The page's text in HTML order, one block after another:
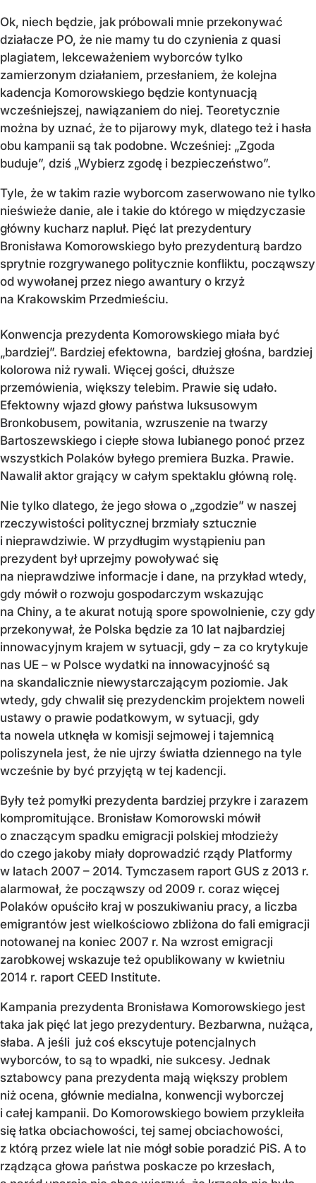
Ok, niech będzie, jak próbowali mnie przekonywać
działacze PO, że nie mamy tu do czynienia z quasi
plagiatem, lekceważeniem wyborców tylko
zamierzonym działaniem, przesłaniem, że kolejna
kadencja Komorowskiego będzie kontynuacją
wcześniejszej, nawiązaniem do niej. Teoretycznie
można by uznać, że to pijarowy myk, dlatego też i hasła
obu kampanii są tak podobne. Wcześniej: „Zgoda
buduje”, dziś „Wybierz zgodę i bezpieczeństwo”.
Tyle, że w takim razie wyborcom zaserwowano nie tylko
nieświeże danie, ale i takie do którego w międzyczasie
główny kucharz napluł. Pięć lat prezydentury
Bronisława Komorowskiego było prezydenturą bardzo
sprytnie rozgrywanego politycznie konfliktu, począwszy
od wywołanej przez niego awantury o krzyż
na Krakowskim Przedmieściu.
Konwencja prezydenta Komorowskiego miała być
„bardziej”. Bardziej efektowna, bardziej głośna, bardziej
kolorowa niż rywali. Więcej gości, dłuższe
przemówienia, większy telebim. Prawie się udało.
Efektowny wjazd głowy państwa luksusowym
Bronkobusem, powitania, wzruszenie na twarzy
Bartoszewskiego i ciepłe słowa lubianego ponoć przez
wszystkich Polaków byłego premiera Buzka. Prawie.
Nawalił aktor grający w całym spektaklu główną rolę.
Nie tylko dlatego, że jego słowa o „zgodzie” w naszej
rzeczywistości politycznej brzmiały sztucznie
i nieprawdziwie. W przydługim wystąpieniu pan
prezydent był uprzejmy powoływać się
na nieprawdziwe informacje i dane, na przykład wtedy,
gdy mówił o rozwoju gospodarczym wskazując
na Chiny, a te akurat notują spore spowolnienie, czy gdy
przekonywał, że Polska będzie za 10 lat najbardziej
innowacyjnym krajem w sytuacji, gdy – za co krytykuje
nas UE – w Polsce wydatki na innowacyjność są
na skandalicznie niewystarczającym poziomie. Jak
wtedy, gdy chwalił się prezydenckim projektem noweli
ustawy o prawie podatkowym, w sytuacji, gdy
ta nowela utknęła w komisji sejmowej i tajemnicą
poliszynela jest, że nie ujrzy światła dziennego na tyle
wcześnie by być przyjętą w tej kadencji.
Były też pomyłki prezydenta bardziej przykre i zarazem
kompromitujące. Bronisław Komorowski mówił
o znaczącym spadku emigracji polskiej młodzieży
do czego jakoby miały doprowadzić rządy Platformy
w latach 2007 – 2014. Tymczasem raport GUS z 2013 r.
alarmował, że począwszy od 2009 r. coraz więcej
Polaków opuściło kraj w poszukiwaniu pracy, a liczba
emigrantów jest wielkościowo zbliżona do fali emigracji
notowanej na koniec 2007 r. Na wzrost emigracji
zarobkowej wskazuje też opublikowany w kwietniu
2014 r. raport CEED Institute.
Kampania prezydenta Bronisława Komorowskiego jest
taka jak pięć lat jego prezydentury. Bezbarwna, nużąca,
słaba. A jeśli już coś ekscytuje potencjalnych
wyborców, to są to wpadki, nie sukcesy. Jednak
sztabowcy pana prezydenta mają większy problem
niż ocena, głównie medialna, konwencji wyborczej
i całej kampanii. Do Komorowskiego bowiem przykleiła
się łatka obciachowości, tej samej obciachowości,
z którą przez wiele lat nie mógł sobie poradzić PiS. A to
rządząca głowa państwa poskacze po krzesłach,